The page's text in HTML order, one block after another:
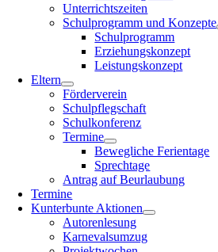
Unterrichtszeiten
Schulprogramm und Konzepte
Schulprogramm
Erziehungskonzept
Leistungskonzept
Eltern
Förderverein
Schulpflegschaft
Schulkonferenz
Termine
Bewegliche Ferientage
Sprechtage
Antrag auf Beurlaubung
Termine
Kunterbunte Aktionen
Autorenlesung
Karnevalsumzug